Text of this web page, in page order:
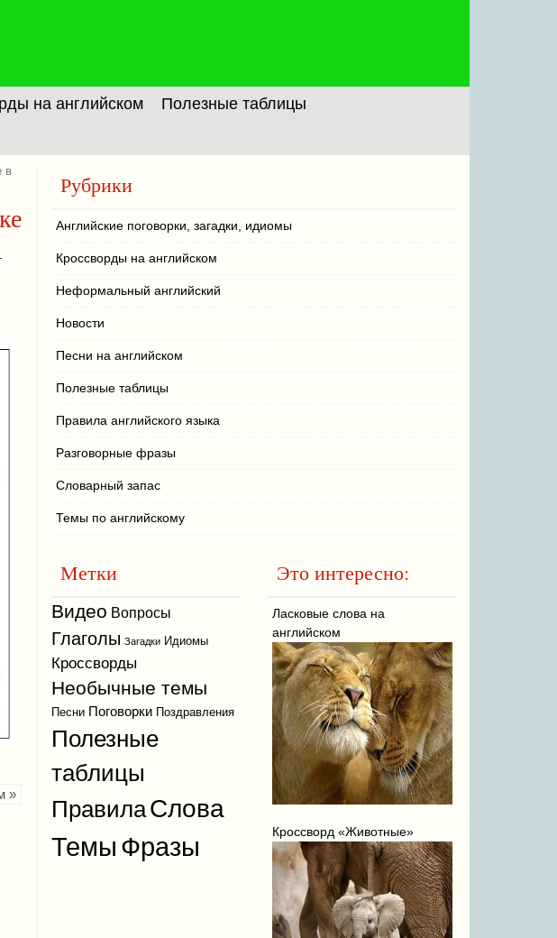
на английском
Полезные таблицы
в
»
Рубрики
Английские поговорки, загадки, идиомы
Кроссворды на английском
Неформальный английский
Новости
Песни на английском
Полезные таблицы
Правила английского языка
Разговорные фразы
Словарный запас
Темы по английскому
Метки
Видео Вопросы
Глаголы Загадки Идиомы
Кроссворды
Необычные темы
Песни Поговорки Поздравления
Полезные
таблицы
Правила Слова
Темы Фразы
Это интересно:
Ласковые слова на
английском
Кроссворд «Животные»